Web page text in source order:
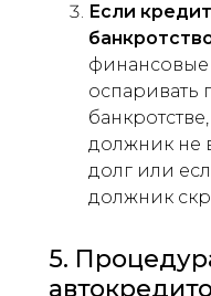
Если
оспаривать
должник не
долг или
должник
5.